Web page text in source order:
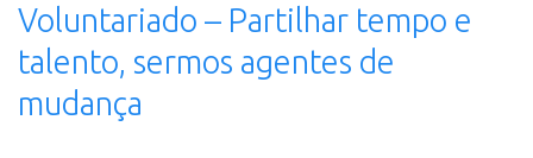
Voluntariado – Partilhar tempo e
talento, sermos agentes de
mudança